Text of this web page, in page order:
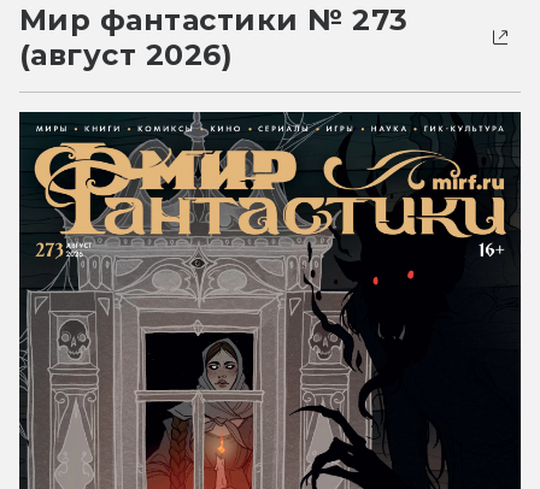
Мир фантастики № 273
(август 2026)